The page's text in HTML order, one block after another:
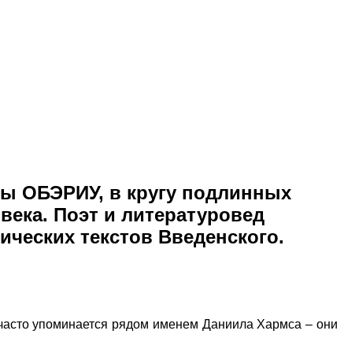
ОБЭРИУ, в кругу подлинных
Поэт и литературовед
текстов Введенского.
упоминается рядом именем Даниила Хармса – они